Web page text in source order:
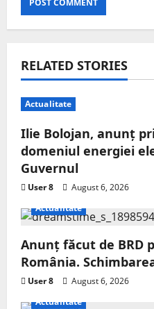
RELATED STORIES
Actualitate
Ilie Bolojan, anunț
domeniul energiei
Guvernul
User 8
August 6, 2026
Actualitate
Anunț făcut de BRD
România.
User 8
August 6, 2026
Actualitate